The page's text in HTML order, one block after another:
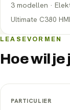
3 modellen ·
Ultimate C380
LEASEVORMEN
Hoe wil je
PARTICULIER